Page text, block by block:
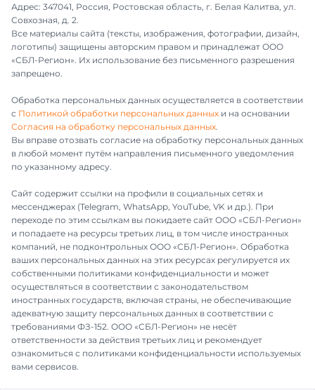
Адрес: 347041, Россия, Ростовская область, г. Белая Калитва, ул.
Совхозная, д. 2.
Все материалы сайта (тексты, изображения, фотографии, дизайн,
логотипы) защищены авторским правом и принадлежат ООО
«СБЛ-Регион». Их использование без письменного разрешения
запрещено.
Обработка персональных данных осуществляется в соответствии
с Политикой обработки персональных данных и на основании
Согласия на обработку персональных данных
Вы вправе отозвать согласие на обработку персональных данных
в любой момент путём направления письменного уведомления
по указанному адресу.
Сайт содержит ссылки на профили в социальных сетях и
мессенджерах (Telegram, WhatsApp, YouTube, VK и др.). При
переходе по этим ссылкам вы покидаете сайт ООО «СБЛ-Регион»
и попадаете на ресурсы третьих лиц, в том числе иностранных
компаний, не подконтрольных ООО «СБЛ-Регион». Обработка
ваших персональных данных на этих ресурсах регулируется их
собственными политиками конфиденциальности и может
осуществляться в соответствии с законодательством
иностранных государств, включая страны, не обеспечивающие
адекватную защиту персональных данных в соответствии с
требованиями ФЗ-152. ООО «СБЛ-Регион» не несёт
ответственности за действия третьих лиц и рекомендует
ознакомиться с политиками конфиденциальности используемых
вами сервисов.